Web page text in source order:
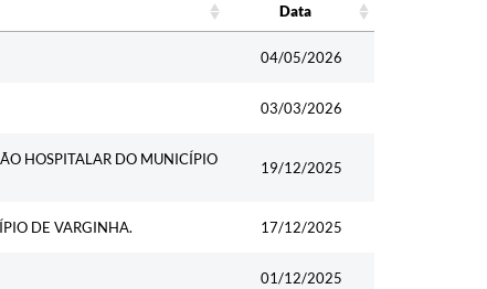
Data
04/05/2026
03/03/2026
HOSPITALAR DO MUNICÍPIO
19/12/2025
DE VARGINHA. 17/12/2025
01/12/2025